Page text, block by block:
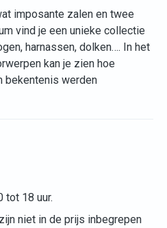
imposante zalen en twee
vind je een unieke collectie
harnassen, dolken…. In het
kan je zien hoe
bekentenis werden
tot 18 uur.
niet in de prijs inbegrepen